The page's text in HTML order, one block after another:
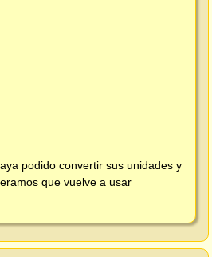
podido convertir sus unidades y
que vuelve a usar